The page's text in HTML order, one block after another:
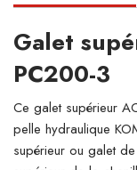
Galet
PC200-3
Ce galet supérieur
pelle hydraulique
supérieur ou galet